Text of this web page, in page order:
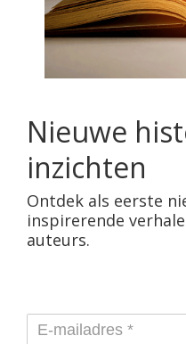
Nieuwe
inzichten
Ontdek als eerste
inspirerende
auteurs.